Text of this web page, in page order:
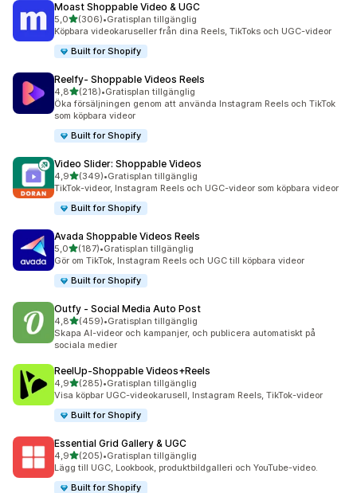
Moast Shoppable Video & UGC
5,0av 5 stjärnor
(306)
306 recensioner totalt
•Gratisplan tillgänglig
Köpbara videokaruseller från dina Reels, TikToks och UGC-videor
Built for Shopify
Reelfy‑ Shoppable Videos Reels
4,8av 5 stjärnor
(218)
218 recensioner totalt
•Gratisplan tillgänglig
Öka försäljningen genom att använda Instagram Reels och TikTok
som köpbara videor
Built for Shopify
Video Slider: Shoppable Videos
4,9av 5 stjärnor
(349)
349 recensioner totalt
•Gratisplan tillgänglig
TikTok-videor, Instagram Reels och UGC-videor som köpbara videor
Built for Shopify
Avada Shoppable Videos Reels
5,0av 5 stjärnor
(187)
187 recensioner totalt
•Gratisplan tillgänglig
Gör om TikTok, Instagram Reels och UGC till köpbara videor
Built for Shopify
Outfy ‑ Social Media Auto Post
4,8av 5 stjärnor
(459)
459 recensioner totalt
•Gratisplan tillgänglig
Skapa AI-videor och kampanjer, och publicera automatiskt på
sociala medier
ReelUp‑Shoppable Videos+Reels
4,9av 5 stjärnor
(285)
285 recensioner totalt
•Gratisplan tillgänglig
Visa köpbar UGC-videokarusell, Instagram Reels, TikTok-videor
Built for Shopify
Essential Grid Gallery & UGC
4,9av 5 stjärnor
(205)
205 recensioner totalt
•Gratisplan tillgänglig
Lägg till UGC, Lookbook, produktbildgalleri och YouTube-video.
Built for Shopify